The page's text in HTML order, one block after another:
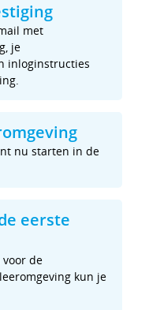
met
je
inloginstructies
nu starten in de
eerste
de
kun je